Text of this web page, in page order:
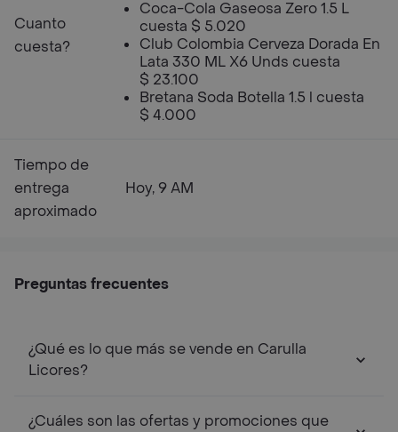
Cuanto
cuesta?
Coca-Cola Gaseosa Zero 1.5 L
cuesta $ 5.020
Club Colombia Cerveza Dorada En
Lata 330 ML X6 Unds cuesta
$ 23.100
Bretana Soda Botella 1.5 l cuesta
$ 4.000
Tiempo de
entrega
aproximado
Hoy, 9 AM
Preguntas frecuentes
¿Qué es lo que más se vende en Carulla
Licores?
¿Cuáles son las ofertas y promociones que